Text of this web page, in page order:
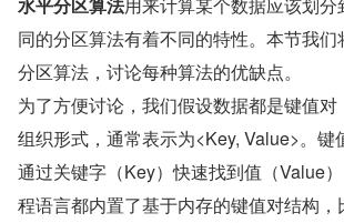
同的分区算法有着不同的特性。本节我
分区算法，讨论每种算法的优缺点。
为了方便讨论，我们假设数据都是键值对
组织形式，通常表示为<Key, Value>。键
通过关键字（Key）快速找到值（Value
程语言都内置了基于内存的键值对结构，